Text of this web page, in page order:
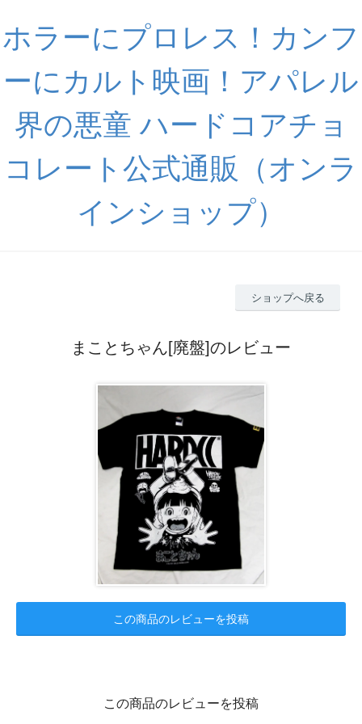
ホラーにプロレス！カンフ
ーにカルト映画！アパレル
界の悪童 ハードコアチョ
コレート公式通販（オンラ
インショップ）
ショップへ戻る
まことちゃん[廃盤]のレビュー
この商品のレビューを投稿
この商品のレビューを投稿